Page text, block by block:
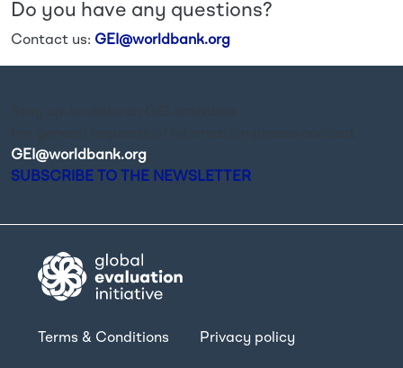
Do you have any questions?
Contact us: GEI@worldbank.org
GEI@worldbank.org
SUBSCRIBE TO THE NEWSLETTER
Terms & Conditions Privacy policy